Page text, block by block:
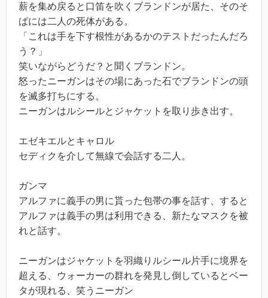
薪を集め戻ると口笛を吹くブランドンが居た、そのそ
ばには二人の死体がある。
「これは手を下す根性があるかのテストだったんだろ
う？」
笑いながらどうだ？と聞くブランドン。
怒ったニーガンはその場にあった石でブランドンの頭
を滅多打ちにする。
ニーガンはルシールとジャケットを取り歩き出す。
エゼキエルとキャロル
セディクを介して無線で会話する二人。
ガンマ
アルファに義手の男に貰った包帯の事を話す、すると
アルファは義手の男は利用できる、新たなマスクを被
れと話す。
ニーガンはジャケットを羽織りルシール片手に境界を
超える、ウォーカーの群れを発見し倒しているとベー
タが現れる、笑うニーガン